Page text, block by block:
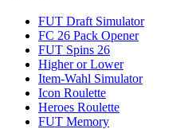
FUT Draft Simulator
FC 26 Pack Opener
FUT Spins 26
Higher or Lower
Item-Wahl Simulator
Icon Roulette
Heroes Roulette
FUT Memory